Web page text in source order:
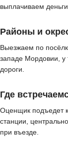
выплачиваем
Районы и
Выезжаем по
западе Мордовии,
дороги.
Где
Оценщик подъедет
станции,
при въезде.